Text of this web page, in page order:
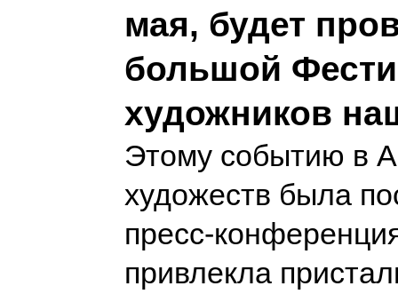
мая, будет
большой
художников
Этому событию в
художеств была
пресс-
привлекла